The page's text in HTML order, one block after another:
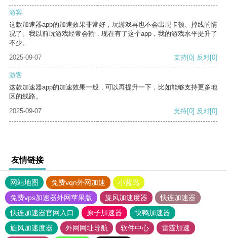
游客
这款加速器app的加速效果非常好，玩游戏再也不会出现卡顿、掉线的情
况了。我以前玩游戏经常会输，现在有了这个app，我的游戏水平提升了
不少。
2025-09-07
支持[0] 反对[0]
游客
这款加速器app的加速效果一般，可以再提升一下，比如能够支持更多地
区的线路。
2025-09-07
支持[0] 反对[0]
友情链接
网站地图 免费vqn外网加速
小蓝鸟
免费vps加速器外网苹果版
旋风加速度器
快连加速器
快连加速器官网入口
原子加速器
快鸭加速器
旋风加速度器
外网网址导航 软件中心 雷霆加速